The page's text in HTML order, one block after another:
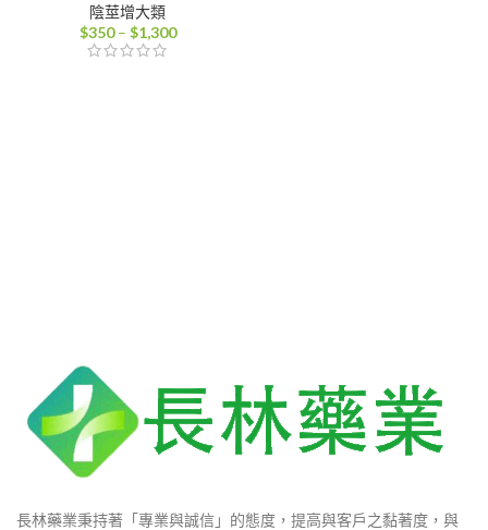
陰莖增大類
$350 – $1,300價
長林藥業秉持著「專業與誠信」的態度，提高與客戶之黏著度，與